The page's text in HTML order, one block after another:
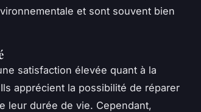
et sont souvent bien
satisfaction élevée quant à la
apprécient la possibilité de réparer
leur durée de vie. Cependant,